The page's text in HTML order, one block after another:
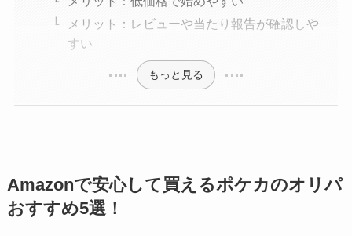
メリット：レビューや当たり報告が確認しや
すい
もっと見る
Amazonで安心して買えるポケカのオリパ
おすすめ5選！